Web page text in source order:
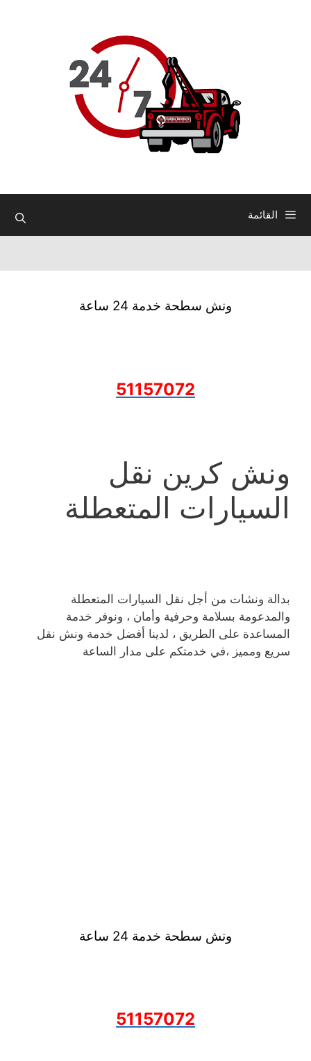
القائمة
ونش سطحة خدمة 24 ساعة
51157072
ونش كرين نقل
السيارات المتعطلة
بدالة ونشات من أجل نقل السيارات المتعطلة
والمدعومة بسلامة وحرفية وأمان ، ونوفر خدمة
المساعدة على الطريق ، لدينا أفضل خدمة ونش نقل
سريع ومميز ،في خدمتكم على مدار الساعة
ونش سطحة خدمة 24 ساعة
51157072